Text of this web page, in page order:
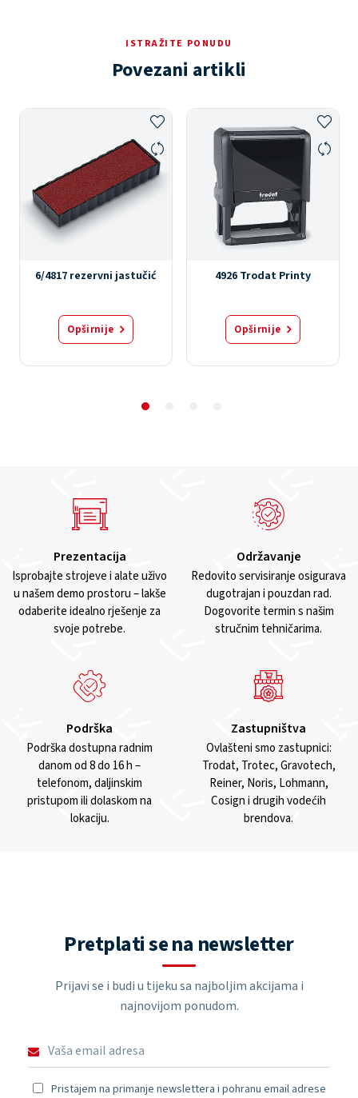
ISTRAŽITE PONUDU
Povezani artikli
6/4817 rezervni jastučić
Opširnije
4926 Trodat Printy
Opširnije
Prezentacija
Isprobajte strojeve i alate uživo
u našem demo prostoru – lakše
odaberite idealno rješenje za
svoje potrebe.
Održavanje
Redovito servisiranje osigurava
dugotrajan i pouzdan rad.
Dogovorite termin s našim
stručnim tehničarima.
Podrška
Podrška dostupna radnim
danom od 8 do 16 h –
telefonom, daljinskim
pristupom ili dolaskom na
lokaciju.
Zastupništva
Ovlašteni smo zastupnici:
Trodat, Trotec, Gravotech,
Reiner, Noris, Lohmann,
Cosign i drugih vodećih
brendova.
Pretplati se na newsletter
Prijavi se i budi u tijeku sa najboljim akcijama i
najnovijom ponudom.
Pristajem na primanje newslettera i pohranu email adrese